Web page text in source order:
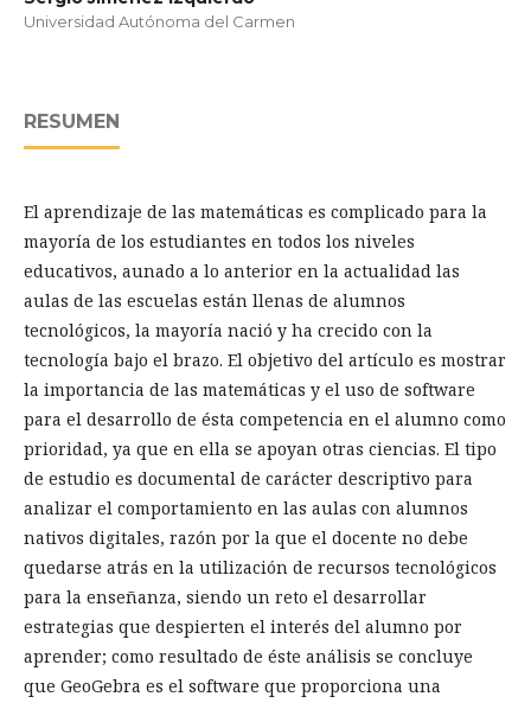
Universidad Autónoma del Carmen
RESUMEN
El aprendizaje de las matemáticas es complicado para la
mayoría de los estudiantes en todos los niveles
educativos, aunado a lo anterior en la actualidad las
aulas de las escuelas están llenas de alumnos
tecnológicos, la mayoría nació y ha crecido con la
tecnología bajo el brazo. El objetivo del artículo es mostrar
la importancia de las matemáticas y el uso de software
para el desarrollo de ésta competencia en el alumno como
prioridad, ya que en ella se apoyan otras ciencias. El tipo
de estudio es documental de carácter descriptivo para
analizar el comportamiento en las aulas con alumnos
nativos digitales, razón por la que el docente no debe
quedarse atrás en la utilización de recursos tecnológicos
para la enseñanza, siendo un reto el desarrollar
estrategias que despierten el interés del alumno por
aprender; como resultado de éste análisis se concluye
que GeoGebra es el software que proporciona una